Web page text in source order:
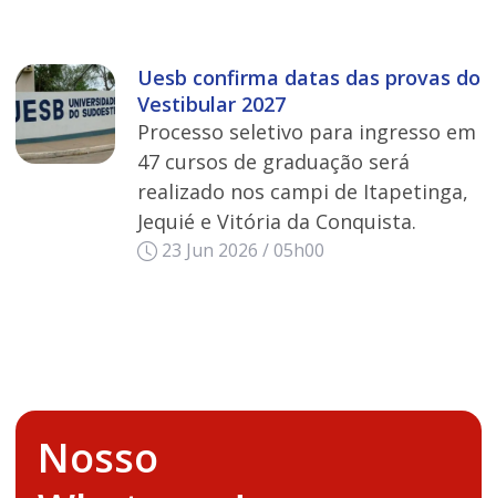
Uesb confirma datas das provas do
Vestibular 2027
Processo seletivo para ingresso em
47 cursos de graduação será
realizado nos campi de Itapetinga,
Jequié e Vitória da Conquista.
23 Jun 2026 / 05h00
Nosso